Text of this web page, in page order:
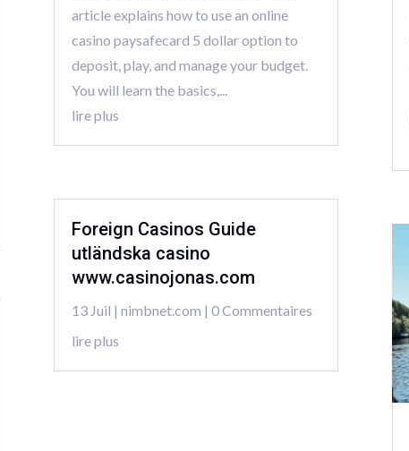
article explains how to use an online
casino paysafecard 5 dollar option to
deposit, play, and manage your budget.
You will learn the basics,...
lire plus
Foreign Casinos Guide
utländska casino
www.casinojonas.com
13 Juil | nimbnet.com | 0 Commentaires
lire plus